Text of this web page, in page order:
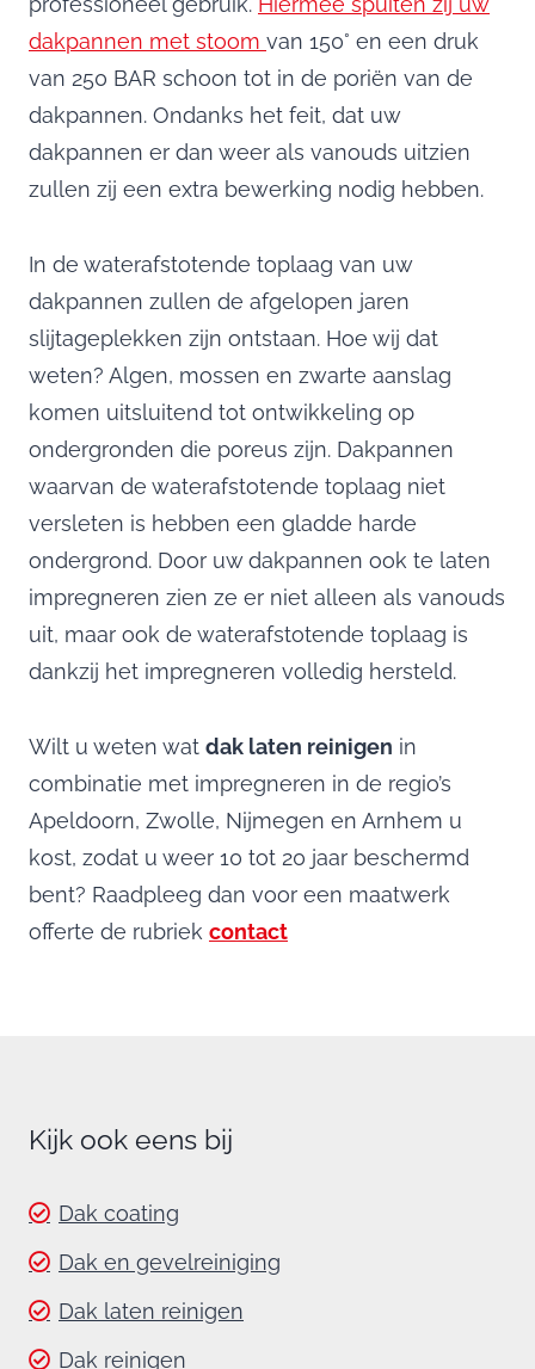
dakpannen met stoom van 150° en een druk
van 250 BAR schoon tot in de poriën van de
dakpannen. Ondanks het feit, dat uw
dakpannen er dan weer als vanouds uitzien
zullen zij een extra bewerking nodig hebben.
In de waterafstotende toplaag van uw
dakpannen zullen de afgelopen jaren
slijtageplekken zijn ontstaan. Hoe wij dat
weten? Algen, mossen en zwarte aanslag
komen uitsluitend tot ontwikkeling op
ondergronden die poreus zijn. Dakpannen
waarvan de waterafstotende toplaag niet
versleten is hebben een gladde harde
ondergrond. Door uw dakpannen ook te laten
impregneren zien ze er niet alleen als vanouds
uit, maar ook de waterafstotende toplaag is
dankzij het impregneren volledig hersteld.
Wilt u weten wat dak laten reinigen in
combinatie met impregneren in de regio’s
Apeldoorn, Zwolle, Nijmegen en Arnhem u
kost, zodat u weer 10 tot 20 jaar beschermd
bent? Raadpleeg dan voor een maatwerk
offerte de rubriek contact
Kijk ook eens bij
Dak coating
Dak en gevelreiniging
Dak laten reinigen
Dak reinigen